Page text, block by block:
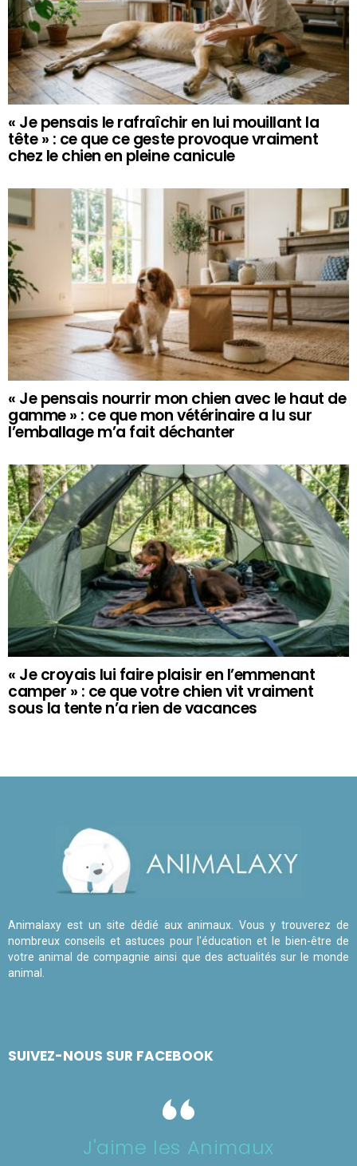
« Je pensais le rafraîchir en lui mouillant la
tête » : ce que ce geste provoque vraiment
chez le chien en pleine canicule
« Je pensais nourrir mon chien avec le haut de
gamme » : ce que mon vétérinaire a lu sur
l’emballage m’a fait déchanter
« Je croyais lui faire plaisir en l’emmenant
camper » : ce que votre chien vit vraiment
sous la tente n’a rien de vacances
Animalaxy est un site dédié aux animaux. Vous y trouverez de
nombreux conseils et astuces pour l'éducation et le bien-être de
votre animal de compagnie ainsi que des actualités sur le monde
animal.
SUIVEZ-NOUS SUR FACEBOOK
J'aime les Animaux